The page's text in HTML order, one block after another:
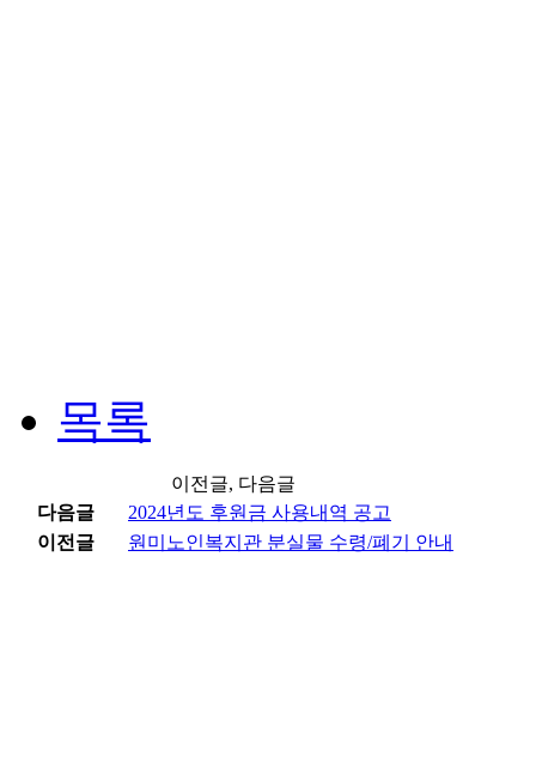
목록
이전글, 다음글
다음글
2024년도 후원금 사용내역 공고
이전글
원미노인복지관 분실물 수령/폐기 안내